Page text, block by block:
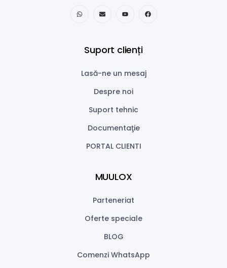
Suport clienți
Lasă-ne un mesaj
Despre noi
Suport tehnic
Documentaţie
PORTAL CLIENTI
MUULOX
Parteneriat
Oferte speciale
BLOG
Comenzi WhatsApp